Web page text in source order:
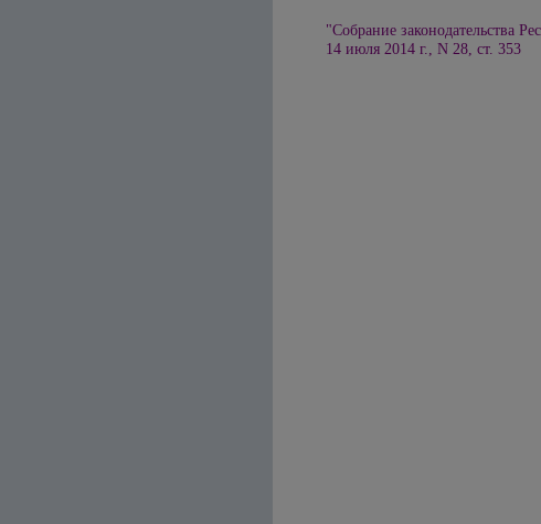
"Собрание законодательства
14 июля 2014 г., N 28, ст. 353